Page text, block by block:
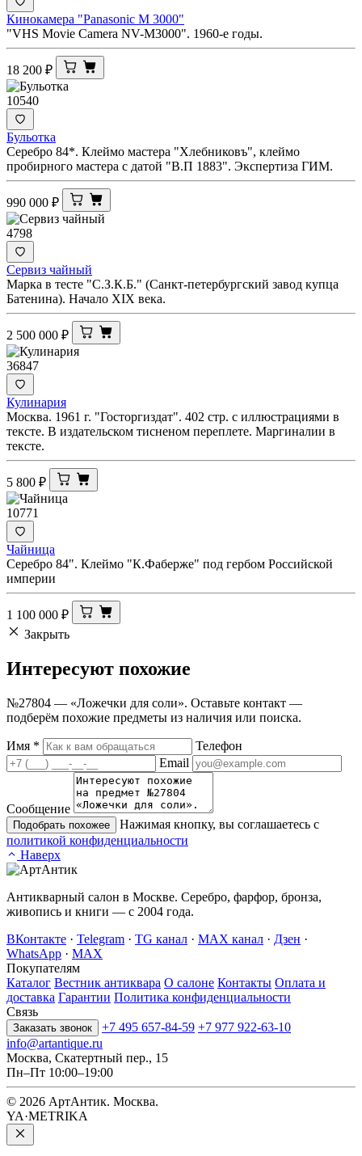
Кинокамера "Panasonic M 3000"
"VHS Movie Camera NV-M3000". 1960-е годы.
18 200 ₽
10540
Бульотка
Серебро 84*. Клеймо мастера "Хлебниковъ", клеймо
пробирного мастера с датой "В.П 1883". Экспертиза ГИМ.
990 000 ₽
4798
Сервиз чайный
Марка в тесте "С.З.К.Б." (Санкт-петербургский завод купца
Батенина). Начало XIX века.
2 500 000 ₽
36847
Кулинария
Москва. 1961 г. "Госторгиздат". 402 стр. с иллюстрациями в
тексте. В издательском тисненом переплете. Маргиналии в
тексте.
5 800 ₽
10771
Чайница
Серебро 84". Клеймо "К.Фаберже" под гербом Российской
империи
1 100 000 ₽
Закрыть
Интересуют похожие
№27804 — «Ложечки для соли». Оставьте контакт —
подберём похожие предметы из наличия или поиска.
Имя *
Телефон
Email
Сообщение
Подобрать похожее
Нажимая кнопку, вы соглашаетесь с
политикой конфиденциальности
Наверх
Антикварный салон в Москве. Серебро, фарфор, бронза,
живопись и книги — с 2004 года.
ВКонтакте · Telegram · TG канал · MAX канал · Дзен ·
WhatsApp · MAX
Покупателям
Каталог Вестник антиквара О салоне Контакты Оплата и
доставка Гарантии Политика конфиденциальности
Связь
Заказать звонок +7 495 657-84-59 +7 977 922-63-10
info@artantique.ru
Москва, Скатертный пер., 15
Пн–Пт 10:00–19:00
© 2026 АртАнтик. Москва.
YA·METRIKA